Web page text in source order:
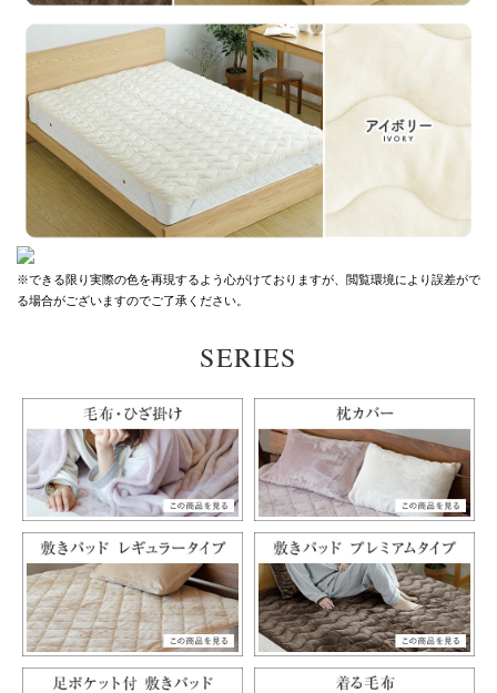
※できる限り実際の色を再現するよう心がけておりますが、 閲覧環境により誤差がで
る場合がございますのでご了承ください。
SERIES